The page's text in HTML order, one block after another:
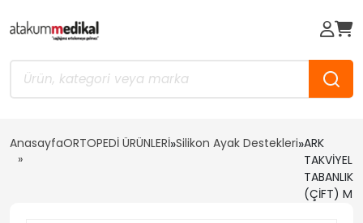
AnasayfaORTOPEDİ ÜRÜNLERİ»Silikon Ayak Destekleri»ARK
TAKVİYELİ
TABANLIK
(ÇİFT) M